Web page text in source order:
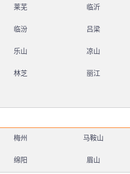
莱芜 临沂
临汾 吕梁
乐山 凉山
林芝 丽江
梅州 马鞍山
绵阳 眉山